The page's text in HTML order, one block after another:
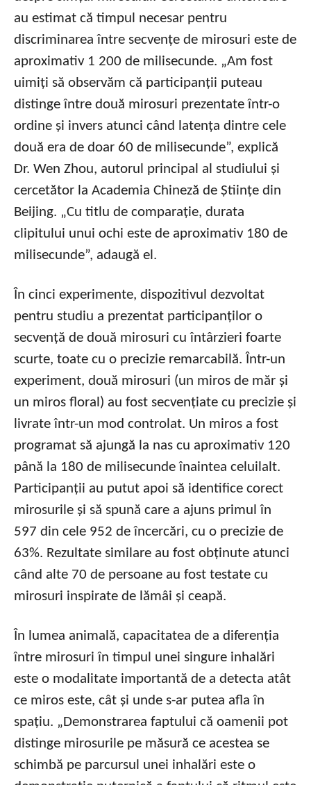
au estimat că timpul necesar pentru
discriminarea între secvențe de mirosuri este de
aproximativ 1 200 de milisecunde. „Am fost
uimiți să observăm că participanții puteau
distinge între două mirosuri prezentate într-o
ordine și invers atunci când latența dintre cele
două era de doar 60 de milisecunde”, explică
Dr. Wen Zhou, autorul principal al studiului și
cercetător la Academia Chineză de Științe din
Beijing. „Cu titlu de comparație, durata
clipitului unui ochi este de aproximativ 180 de
milisecunde”, adaugă el.
În cinci experimente, dispozitivul dezvoltat
pentru studiu a prezentat participanților o
secvență de două mirosuri cu întârzieri foarte
scurte, toate cu o precizie remarcabilă. Într-un
experiment, două mirosuri (un miros de măr și
un miros floral) au fost secvențiate cu precizie și
livrate într-un mod controlat. Un miros a fost
programat să ajungă la nas cu aproximativ 120
până la 180 de milisecunde înaintea celuilalt.
Participanții au putut apoi să identifice corect
mirosurile și să spună care a ajuns primul în
597 din cele 952 de încercări, cu o precizie de
63%. Rezultate similare au fost obținute atunci
când alte 70 de persoane au fost testate cu
mirosuri inspirate de lămâi și ceapă.
În lumea animală, capacitatea de a diferenția
între mirosuri în timpul unei singure inhalări
este o modalitate importantă de a detecta atât
ce miros este, cât și unde s-ar putea afla în
spațiu. „Demonstrarea faptului că oamenii pot
distinge mirosurile pe măsură ce acestea se
schimbă pe parcursul unei inhalări este o